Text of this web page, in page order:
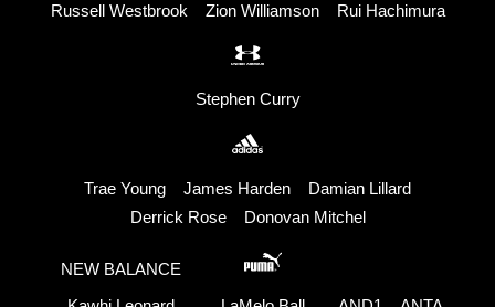
Russell Westbrook Zion Williamson Rui Hachimura
Stephen Curry
Trae Young James Harden
Damian Lillard
Derrick Rose
Donovan Mitchel
NEW BALANCE